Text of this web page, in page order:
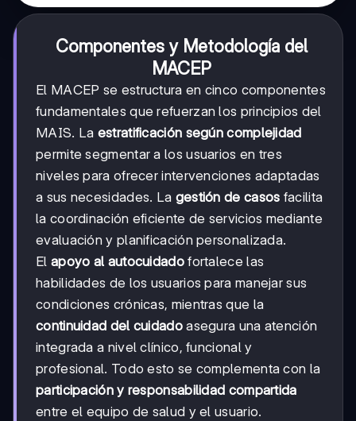
Componentes y Metodología del
MACEP
El MACEP se estructura en cinco componentes
fundamentales que refuerzan los principios del
MAIS. La estratificación según complejidad
permite segmentar a los usuarios en tres
niveles para ofrecer intervenciones adaptadas
a sus necesidades. La gestión de casos facilita
la coordinación eficiente de servicios mediante
evaluación y planificación personalizada.
El apoyo al autocuidadofortalece las
habilidades de los usuarios para manejar sus
condiciones crónicas, mientras que la
continuidad del cuidadoasegura una atención
integrada a nivel clínico, funcional y
profesional. Todo esto se complementa con la
participación y responsabilidad compartida
entre el equipo de salud y el usuario.